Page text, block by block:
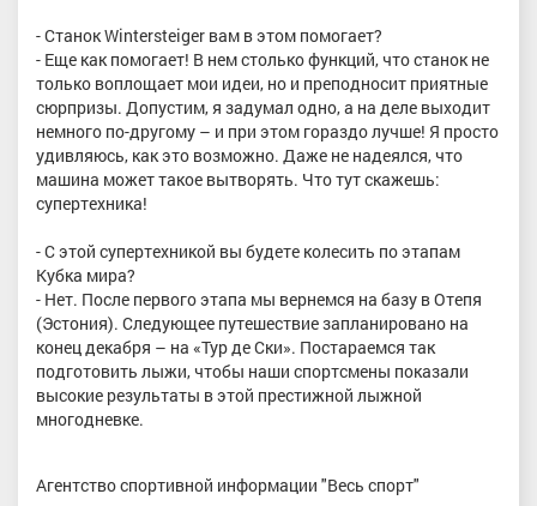
- Станок Wintersteiger вам в этом помогает?
- Еще как помогает! В нем столько функций, что станок не
только воплощает мои идеи, но и преподносит приятные
сюрпризы. Допустим, я задумал одно, а на деле выходит
немного по-другому – и при этом гораздо лучше! Я просто
удивляюсь, как это возможно. Даже не надеялся, что
машина может такое вытворять. Что тут скажешь:
супертехника!
- С этой супертехникой вы будете колесить по этапам
Кубка мира?
- Нет. После первого этапа мы вернемся на базу в Отепя
(Эстония). Следующее путешествие запланировано на
конец декабря – на «Тур де Ски». Постараемся так
подготовить лыжи, чтобы наши спортсмены показали
высокие результаты в этой престижной лыжной
многодневке.
Агентство спортивной информации "Весь спорт"